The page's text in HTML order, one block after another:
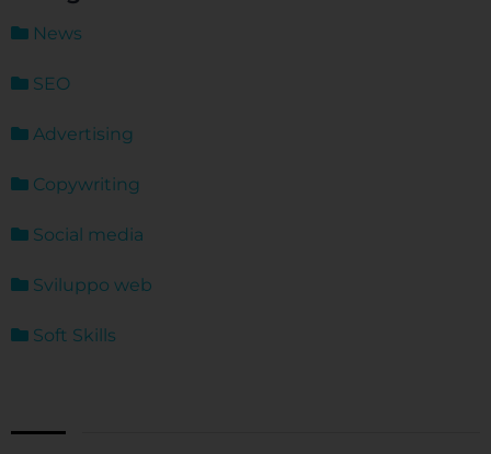
News
SEO
Advertising
Copywriting
Social media
Sviluppo web
Soft Skills